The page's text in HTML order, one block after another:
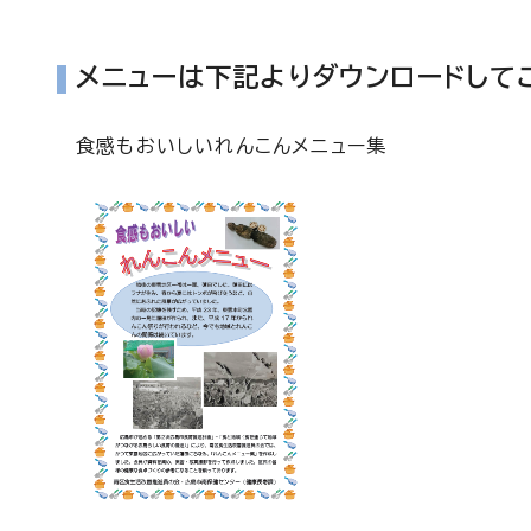
メニューは下記よりダウンロードして
食感もおいしいれんこんメニュー集